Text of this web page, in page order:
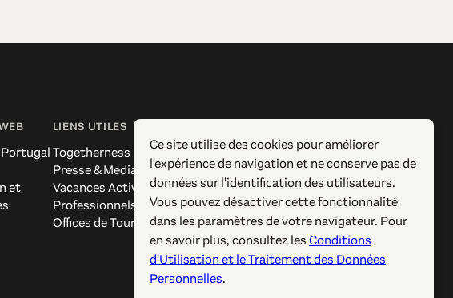
et
LIENS UTILES
Togetherness
Presse & Media
Vacances Actives
Professionnels
Offices de Tourisme
Facebook
Instagram
X / Twitter
Pinterest
YouTube
Ce site utilise des cookies pour améliorer
l'expérience de navigation et ne conserve pas de
données sur l'identification des utilisateurs.
Vous pouvez désactiver cette fonctionnalité
dans les paramètres de votre navigateur. Pour
en savoir plus, consultez lesConditions
d'Utilisation et le Traitement des Données
Personnelles.